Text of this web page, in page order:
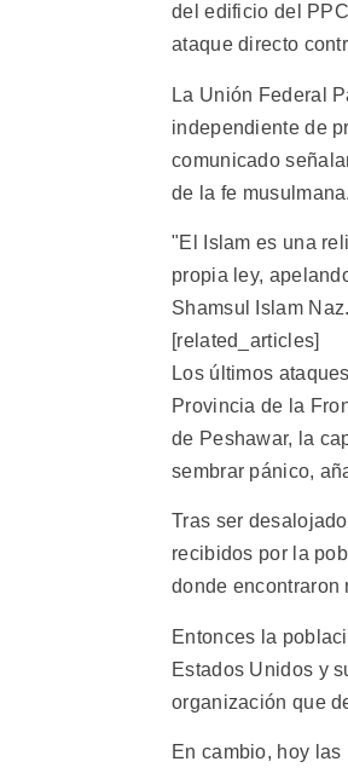
del edificio del
ataque directo
La Unión Federal
independiente de
comunicado
de la fe musulmana.
"El Islam es una
propia ley,
Shamsul Islam Naz.
[related_articles]
Los últimos
Provincia de la
de Peshawar, la
sembrar pánico,
Tras ser
recibidos por la
donde encontraron
Entonces la
Estados Unidos y
organización que
En cambio, hoy